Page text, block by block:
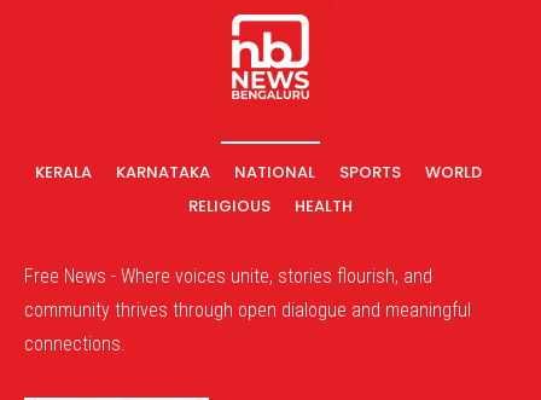
KERALA KARNATAKA NATIONAL SPORTS
WORLD
RELIGIOUS
HEALTH
Free News - Where voices unite, stories flourish, and
community thrives through open dialogue and meaningful
connections.